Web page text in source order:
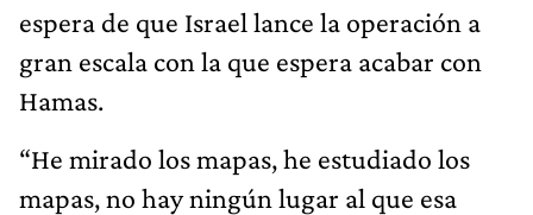
espera de que Israel lance la operación a
gran escala con la que espera acabar con
Hamas.
“He mirado los mapas, he estudiado los
mapas, no hay ningún lugar al que esa